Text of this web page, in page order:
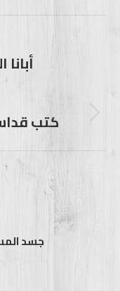
WhatsAppLinkedIn
كتب
جسد